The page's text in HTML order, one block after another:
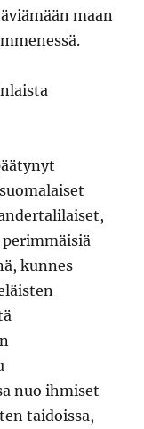
maan
kunnes
nuo ihmiset
taidoissa,